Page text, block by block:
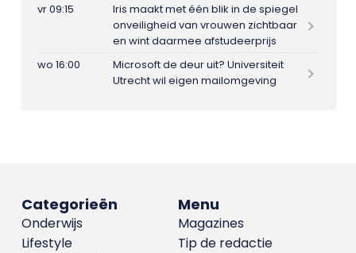
vr 09:15
Iris maakt met één blik in de spiegel
onveiligheid van vrouwen zichtbaar
en wint daarmee afstudeerprijs
wo 16:00
Microsoft de deur uit? Universiteit
Utrecht wil eigen mailomgeving
Menu
Magazines
Tip de redactie
Categorieën
Onderwijs
Lifestyle